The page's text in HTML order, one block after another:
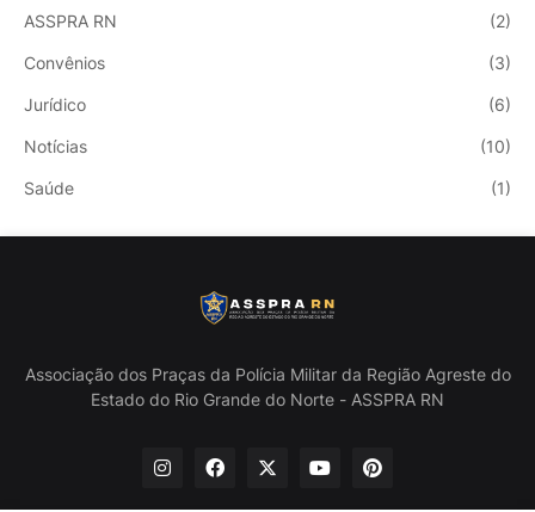
ASSPRA RN (2)
Convênios (3)
Jurídico (6)
Notícias (10)
Saúde (1)
Associação dos Praças da Polícia Militar da Região Agreste do
Estado do Rio Grande do Norte - ASSPRA RN